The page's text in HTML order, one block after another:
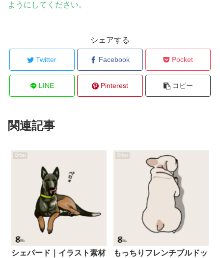
ようにしてください。
シェアする
Twitter Facebook Pocket
LINE Pinterest コピー
関連記事
Other
シェパード｜イラスト素材
Other
もっちりフレンチブルドッ